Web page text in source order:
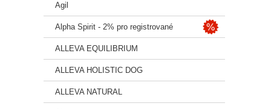
Agil
Alpha Spirit - 2% pro registrované
ALLEVA EQUILIBRIUM
ALLEVA HOLISTIC DOG
ALLEVA NATURAL